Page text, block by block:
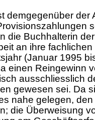
demgegenüber der
die Buchhalterin
an ihre
(Januar 1995
einen Reingewinn
ausschliesslich
gewesen sei. Da
nahe gelegen,
die Überweisung